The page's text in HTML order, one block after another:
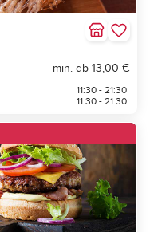
min. ab 13,00 €
11:30 - 21:30
11:30 - 21:30